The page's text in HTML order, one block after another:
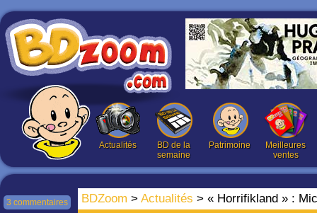
Actualités
BD de la
semaine
Patrimoine
Meilleures
ventes
BDZoom > Actualités > « Horrifikland » :
3 commentaires